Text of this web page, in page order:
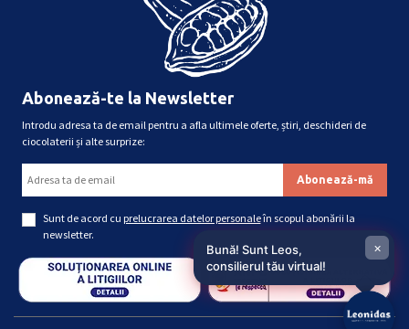
Abonează-te la Newsletter
Introdu adresa ta de email pentru a afla ultimele oferte, știri, deschideri de
ciocolaterii și alte surprize:
Sunt de acord cu prelucrarea datelor personaleîn scopul abonării la
newsletter.
Bună! Sunt Leos,
consilierul tău virtual!
×